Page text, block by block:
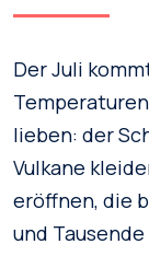
Der Juli
lieben: der
Vulkane
eröffnen, die
und